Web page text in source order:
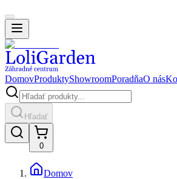
DomovProduktyShowroomPoradňaO nás
Hľadať
0
Domov